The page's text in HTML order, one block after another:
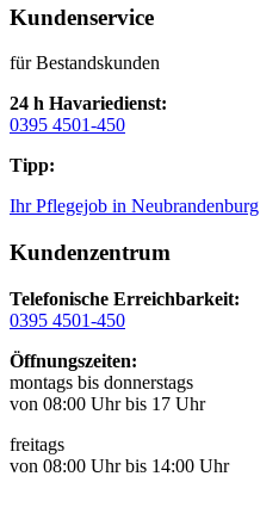
Kundenservice
für Bestandskunden
24 h Havariedienst:
0395 4501-450
Tipp:
Ihr Pflegejob in Neubrandenburg
Kundenzentrum
Telefonische Erreichbarkeit:
0395 4501-450
Öffnungszeiten:
montags bis donnerstags
von 08:00 Uhr bis 17 Uhr
freitags
von 08:00 Uhr bis 14:00 Uhr